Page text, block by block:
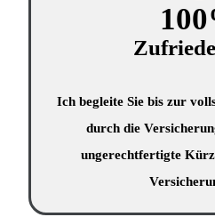
100
Ich begleite Sie bis zur
durch die
ungerechtfertigte